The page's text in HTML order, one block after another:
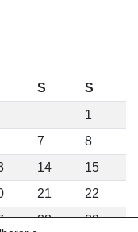
S
S
1
7
8
14
15
21
22
28 29